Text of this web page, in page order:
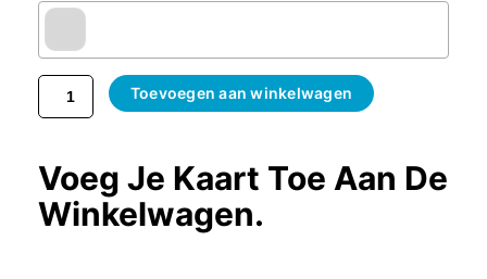
Toevoegen aan winkelwagen
Voeg Je Kaart Toe Aan De
Winkelwagen.